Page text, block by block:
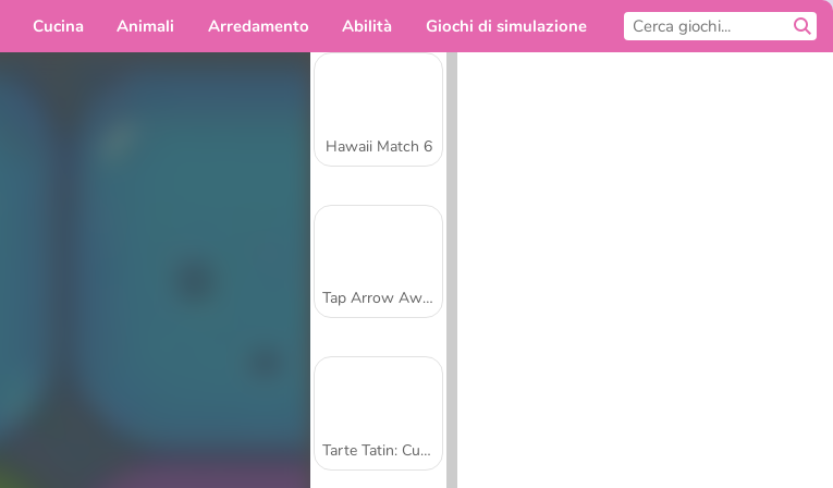
Cucina Animali Arredamento Abilità Giochi di simulazione
Hawaii Match 6
Tap Arrow Away
Tarte Tatin: Cucina con Sara